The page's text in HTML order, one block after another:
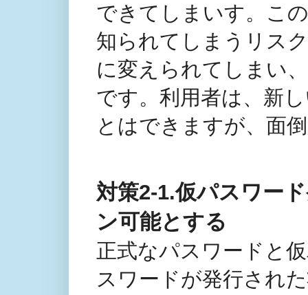
できてしまいす。こ
知られてしまうリス
に変えられてしまい
です。利用者は、新
とはできますが、面
対策2-1.仮パスワー
ン可能とする
正式なパスワードと
スワードが発行され